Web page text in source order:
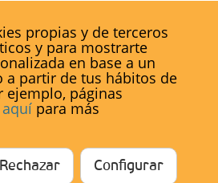
una vida sexual saludable,
Existen muchos caminos para
tus ganas se han escondido.
todo un mapa del placer , ¡y es
a Roma!
productos afrodisíacos
de que alimentos como el
propias y de terceros
y para mostrarte
en base a un
a partir de tus hábitos de
ejemplo, páginas
aquí para más
Rechazar Configurar